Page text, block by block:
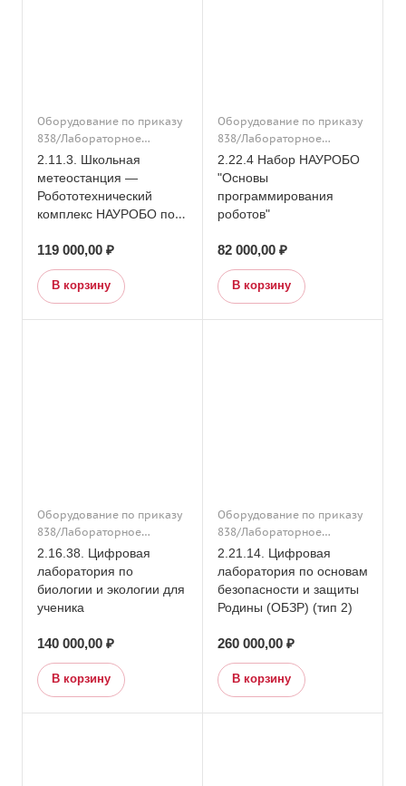
Оборудование по приказу
838/Лабораторное
оборудование/Основное
общее образование/
Конструкторы и
робототехника/
робототехника/Подраздел
11. Кабинет географии/
Агроклассы/
Дополнительное
2.11.3. Школьная
метеостанция —
Робототехнический
комплекс НАУРОБО по
«Метеостанция»
119 000,00 ₽
В корзину
Оборудование по приказу
838/Лабораторное
оборудование/Начальная
школа/Основное общее
Конструкторы и
робототехника/
Образовательная
робототехника/Часть 1.
Профильный инженерно-
технологический класс/
2.22.4 Набор НАУРОБО
"Основы
программирования
роботов"
82 000,00 ₽
В корзину
Оборудование по приказу
838/Лабораторное
оборудование/Основное
общее образование/
Подраздел 16. Кабинет
Дополнительное
образование/Подраздел
16. Кабинет биологии и
экологии
2.16.38. Цифровая
лаборатория по
биологии и экологии для
ученика
140 000,00 ₽
В корзину
Оборудование по приказу
838/Лабораторное
оборудование/Основное
общее образование/
Подраздел 21. Кабинет
основы безопасности и
защиты Родины (ОБЗР)/
Дополнительное
образование/
Оборудование по приказу
838/Подраздел 21. Кабинет
2.21.14. Цифровая
лаборатория по основам
безопасности и защиты
Родины (ОБЗР) (тип 2)
260 000,00 ₽
В корзину